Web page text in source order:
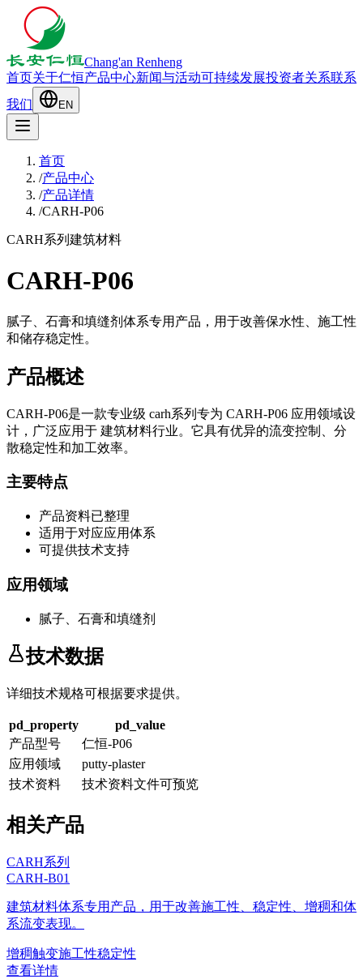
Chang'an Renheng
首页关于仁恒产品中心新闻与活动可持续发展投资者关系联系
我们
EN
首页
/产品中心
/产品详情
/CARH-P06
CARH系列 建筑材料
CARH-P06
腻子、石膏和填缝剂体系专用产品，用于改善保水性、施工性
和储存稳定性。
产品概述
CARH-P06是一款专业级 carh系列 专为 CARH-P06 应用领域设
计，广泛应用于 建筑材料行业。它具有优异的流变控制、分
散稳定性和加工效率。
主要特点
产品资料已整理
适用于对应应用体系
可提供技术支持
应用领域
腻子、石膏和填缝剂
技术数据
详细技术规格可根据要求提供。
pd_property
pd_value
产品型号
仁恒-P06
应用领域
putty-plaster
技术资料
技术资料文件可预览
相关产品
CARH系列
CARH-B01
建筑材料体系专用产品，用于改善施工性、稳定性、增稠和体
系流变表现。
增稠触变施工性稳定性
查看详情